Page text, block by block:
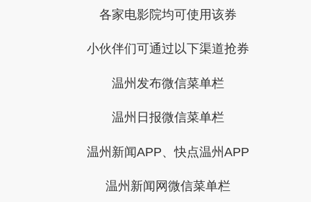
各家电影院均可使用该券
小伙伴们可通过以下渠道抢券
温州发布微信菜单栏
温州日报微信菜单栏
温州新闻APP、快点温州APP
温州新闻网微信菜单栏